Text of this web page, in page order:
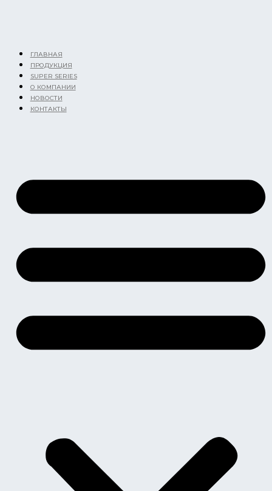
ГЛАВНАЯ
ПРОДУКЦИЯ
SUPER SERIES
О КОМПАНИИ
НОВОСТИ
КОНТАКТЫ